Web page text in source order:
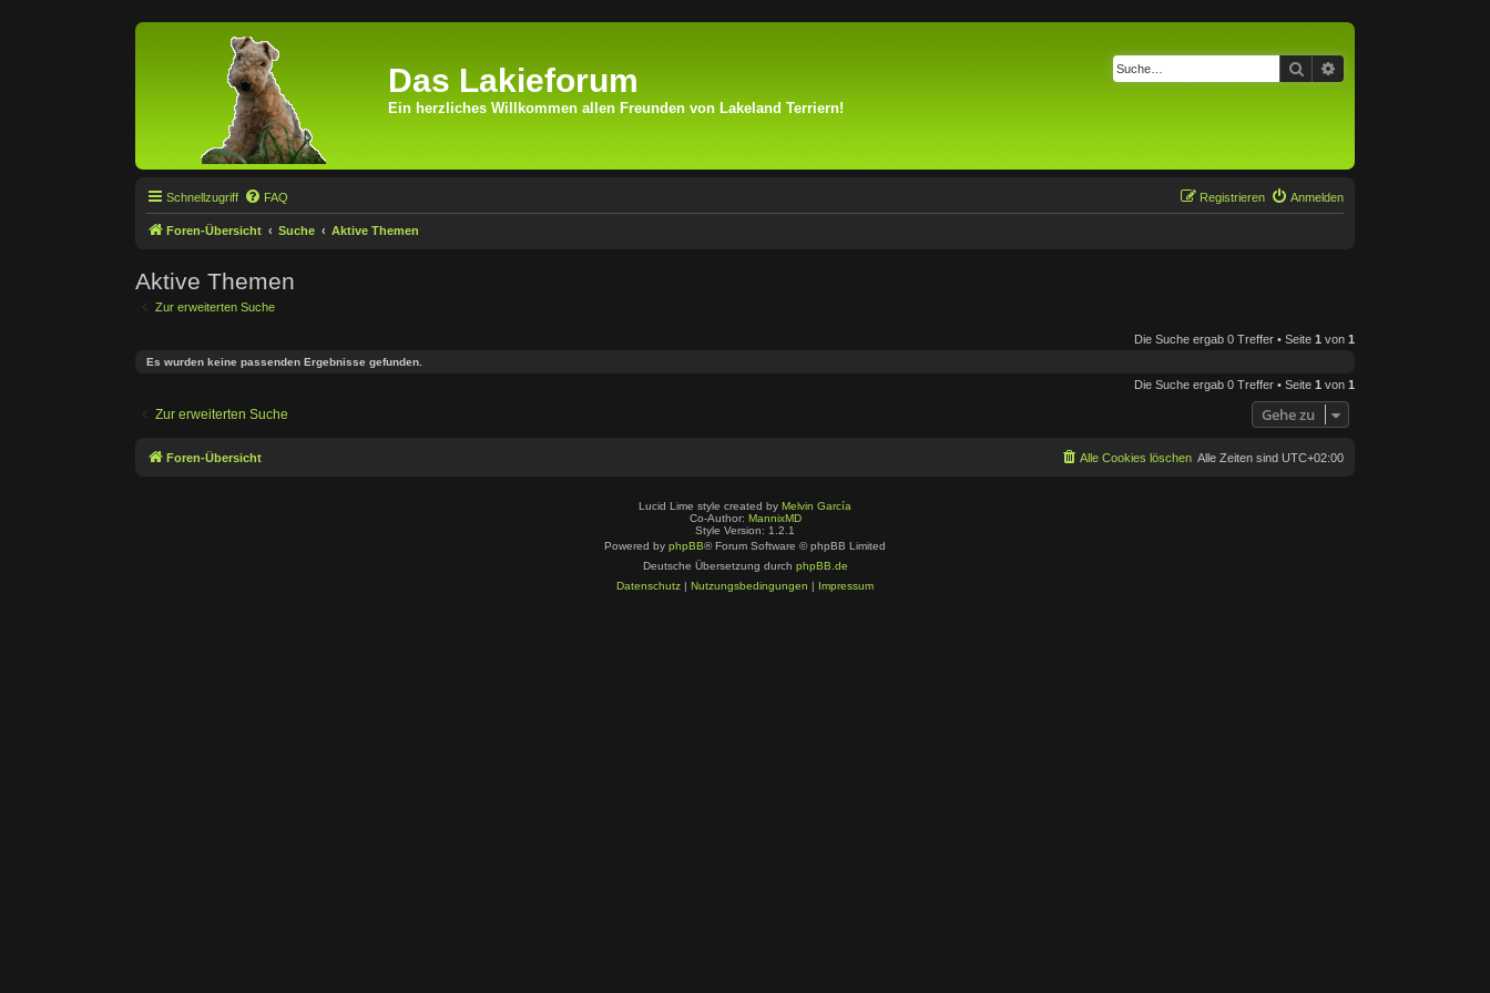
Das Lakieforum
Ein herzliches Willkommen allen Freunden von Lakeland Terriern!
Suche
Schnellzugriff FAQ Anmelden
Registrieren
Foren-Übersicht Suche Aktive Themen
Aktive Themen
Zur erweiterten Suche
Die Suche ergab 0 Treffer • Seite 1 von 1
Es wurden keine passenden Ergebnisse gefunden.
Die Suche ergab 0 Treffer • Seite 1 von 1
Zur erweiterten Suche Gehe zu
Foren-Übersicht Alle Zeiten sind UTC+02:00
Alle Cookies löschen
Lucid Lime style created by Melvin García
Co-Author: MannixMD
Style Version: 1.2.1
Powered by phpBB® Forum Software © phpBB Limited
Deutsche Übersetzung durch phpBB.de
Datenschutz
Nutzungsbedingungen Impressum